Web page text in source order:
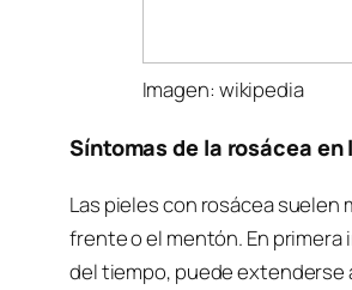
Imagen: wikipedia
Síntomas de la rosácea en
Las pieles con rosácea suelen
frente o el mentón. En
del tiempo, puede extenderse